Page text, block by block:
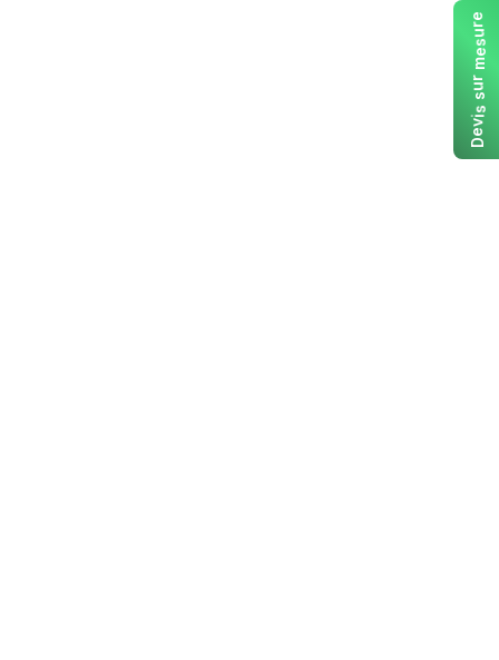
D
e
v
i
s
s
u
r
m
e
s
u
r
e